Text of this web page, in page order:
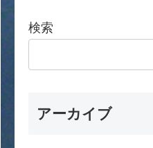
検索
アーカイブ